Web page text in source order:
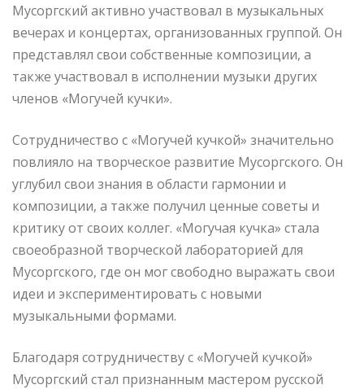
Мусоргский активно участвовал в музыкальных
вечерах и концертах, организованных группой. Он
представлял свои собственные композиции, а
также участвовал в исполнении музыки других
членов «Могучей кучки».
Сотрудничество с «Могучей кучкой» значительно
повлияло на творческое развитие Мусоргского. Он
углубил свои знания в области гармонии и
композиции, а также получил ценные советы и
критику от своих коллег. «Могучая кучка» стала
своеобразной творческой лабораторией для
Мусоргского, где он мог свободно выражать свои
идеи и экспериментировать с новыми
музыкальными формами.
Благодаря сотрудничеству с «Могучей кучкой»
Мусоргский стал признанным мастером русской